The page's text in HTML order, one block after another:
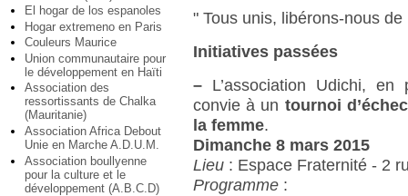
El hogar de los espanoles
Hogar extremeno en Paris
Couleurs Maurice
Union communautaire pour
le développement en Haïti
Association des
ressortissants de Chalka
(Mauritanie)
Association Africa Debout
Unie en Marche A.D.U.M.
Association boullyenne
pour la culture et le
développement (A.B.C.D)
" Tous unis, libérons-nous
Initiatives passées
– L’association Udichi,
convie à un tournoi
la femme.
Dimanche 8 mars 2015
Lieu : Espace Fraternité - 2
Programme :